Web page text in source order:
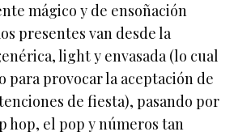
mágico y de ensoñación
presentes van desde la
light y envasada (lo cual
para provocar la aceptación de
de fiesta), pasando por
hop, el pop y números tan